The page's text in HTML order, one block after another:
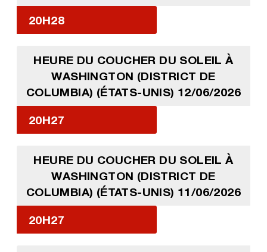
20H28
HEURE DU COUCHER DU SOLEIL À
WASHINGTON (DISTRICT DE
COLUMBIA) (ÉTATS-UNIS) 12/06/2026
20H27
HEURE DU COUCHER DU SOLEIL À
WASHINGTON (DISTRICT DE
COLUMBIA) (ÉTATS-UNIS) 11/06/2026
20H27